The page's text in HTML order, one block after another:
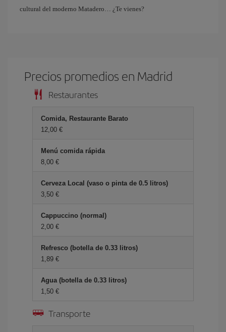
cultural del moderno Matadero… ¿Te vienes?
Precios promedios en Madrid
Restaurantes
Comida, Restaurante Barato
12,00 €
Menú comida rápida
8,00 €
Cerveza Local (vaso o pinta de 0.5 litros)
3,50 €
Cappuccino (normal)
2,00 €
Refresco (botella de 0.33 litros)
1,89 €
Agua (botella de 0.33 litros)
1,50 €
Transporte